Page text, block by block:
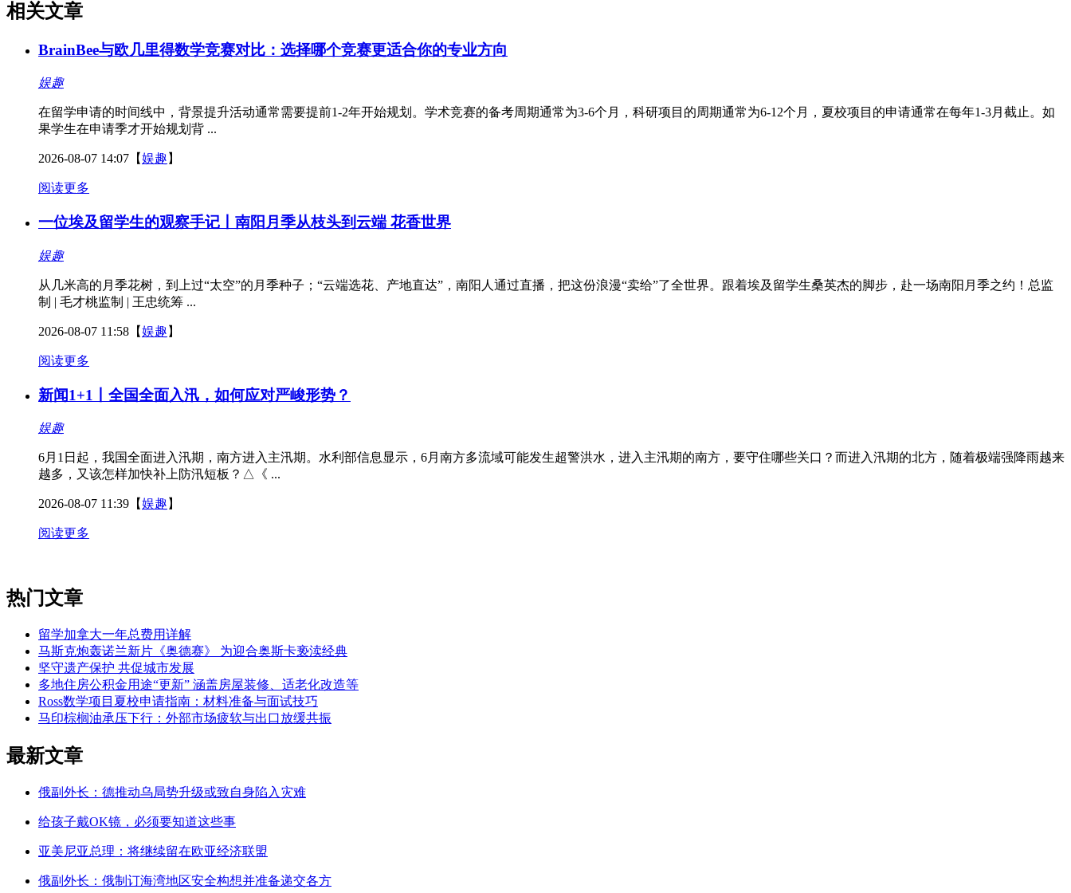
相关文章
BrainBee与欧几里得数学竞赛对比：选择哪个竞赛更适合你的专业方向
娱趣
在留学申请的时间线中，背景提升活动通常需要提前1-2年开始规划。学术竞赛的备考周期通常为3-6个月，科研项目的周期通常为6-12个月，夏校项目的申请通常在每年1-3月截止。如
果学生在申请季才开始规划背 ...
2026-08-07 14:07 【娱趣 】
阅读更多
一位埃及留学生的观察手记丨南阳月季从枝头到云端 花香世界
娱趣
从几米高的月季花树，到上过“太空”的月季种子；“云端选花、产地直达”，南阳人通过直播，把这份浪漫“卖给”了全世界。跟着埃及留学生桑英杰的脚步，赴一场南阳月季之约！总监
制 | 毛才桃监制 | 王忠统筹 ...
2026-08-07 11:58 【娱趣 】
阅读更多
新闻1+1丨全国全面入汛，如何应对严峻形势？
娱趣
6月1日起，我国全面进入汛期，南方进入主汛期。水利部信息显示，6月南方多流域可能发生超警洪水，进入主汛期的南方，要守住哪些关口？而进入汛期的北方，随着极端强降雨越来
越多，又该怎样加快补上防汛短板？△《 ...
2026-08-07 11:39 【娱趣 】
阅读更多
热门文章
留学加拿大一年总费用详解
马斯克炮轰诺兰新片《奥德赛》 为迎合奥斯卡亵渎经典
坚守遗产保护 共促城市发展
多地住房公积金用途“更新” 涵盖房屋装修、适老化改造等
Ross数学项目夏校申请指南：材料准备与面试技巧
马印棕榈油承压下行：外部市场疲软与出口放缓共振
最新文章
俄副外长：德推动乌局势升级或致自身陷入灾难
给孩子戴OK镜，必须要知道这些事
亚美尼亚总理：将继续留在欧亚经济联盟
俄副外长：俄制订海湾地区安全构想并准备递交各方